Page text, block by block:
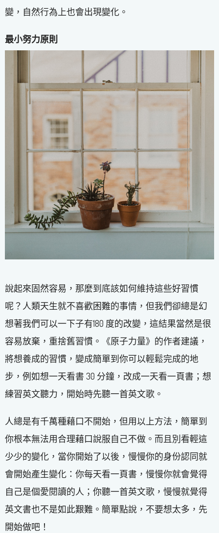
變，自然行為上也會出現變化。
最小努力原則
說起來固然容易，那麼到底該如何維持這些好習慣
呢？人類天生就不喜歡困難的事情，但我們卻總是幻
想著我們可以一下子有180 度的改變，這結果當然是很
容易放棄，重捨舊習慣。《原子力量》的作者建議，
將想養成的習慣，變成簡單到你可以輕鬆完成的地
步，例如想一天看書 30 分鐘，改成一天看一頁書；想
練習英文聽力，開始時先聽一首英文歌。
人總是有千萬種藉口不開始，但用以上方法，簡單到
你根本無法用合理藉口說服自己不做。而且別看輕這
少少的變化，當你開始了以後，慢慢你的身份認同就
會開始產生變化：你每天看一頁書，慢慢你就會覺得
自己是個愛閱讀的人；你聽一首英文歌，慢慢就覺得
英文書也不是如此艱難。簡單點說，不要想太多，先
開始做吧！